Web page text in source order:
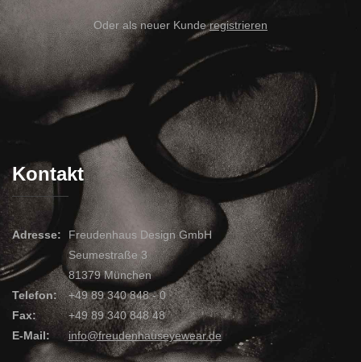
Oder als neuer Kunderegistrieren
Kontakt
Adresse:
Telefon:
Fax:
E-Mail:
Freudenhaus Design GmbH
Seumestraße 3
81379 München
+49 89 340 848 - 0
+49 89 340 848 48
info@freudenhauseyewear.de